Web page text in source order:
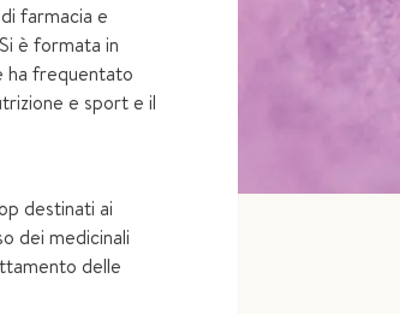
farmacia e
è formata in
ha frequentato
e sport e il
destinati ai
dei medicinali
delle